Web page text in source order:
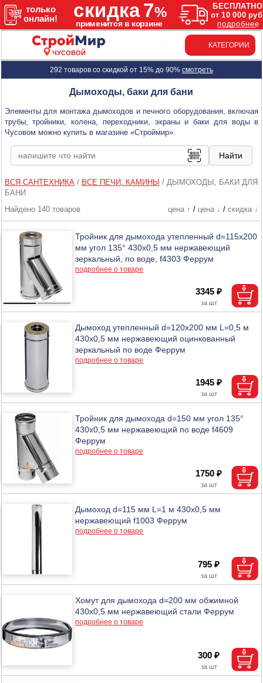
ЧУСОВОЙ
КАТЕГОРИИ
292 товаров со скидкой от 15% до 90% смотреть
Дымоходы, баки для бани
Элементы для монтажа дымоходов и печного оборудования, включая
трубы, тройники, колена, переходники, экраны и баки для воды в
Чусовом можно купить в магазине «Строймир».
ВСЯ САНТЕХНИКА/ ВСЕ ПЕЧИ, КАМИНЫ / ДЫМОХОДЫ, БАКИ ДЛЯ
БАНИ
Найдено 140 товаров
цена ↑ / цена ↓ / скидка ↓
Тройник для дымохода утепленный d=115х200
мм угол 135° 430х0,5 мм нержавеющий
зеркальный, по воде, f4303 Феррум
подробнее о товаре
3345 ₽
Дымоход утепленный d=120х200 мм L=0,5 м
430х0,5 мм нержавеющий оцинкованный
зеркальный по воде Феррум
подробнее о товаре
1945 ₽
Тройник для дымохода d=150 мм угол 135°
430х0,5 мм нержавеющий по воде f4609
Феррум
подробнее о товаре
1750 ₽
Дымоход d=115 мм L=1 м 430х0,5 мм
нержавеющий f1003 Феррум
подробнее о товаре
795 ₽
Хомут для дымохода d=200 мм обжимной
430х0,5 мм нержавеющий стали Феррум
подробнее о товаре
300 ₽